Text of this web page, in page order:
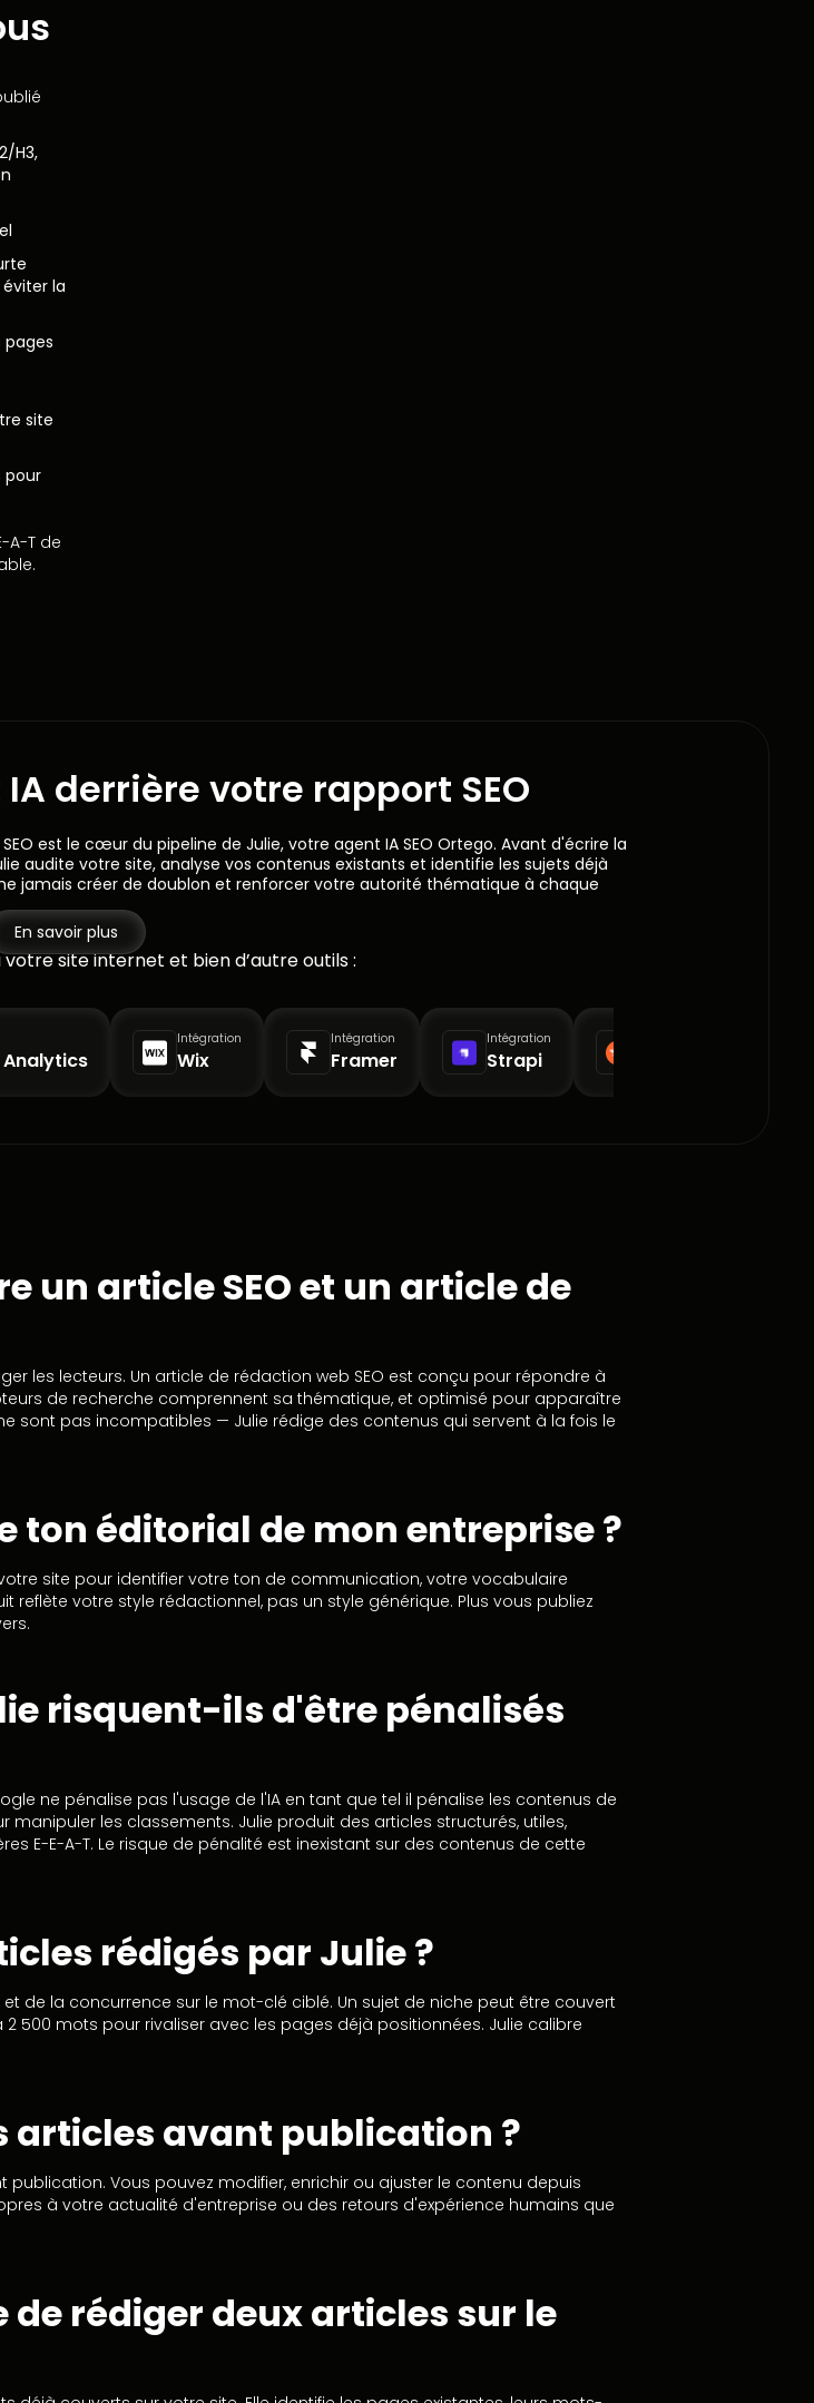
H3,
la
pages
site
pour
A-T de
IA derrière votre rapport SEO
est le cœur du pipeline de Julie, votre agent IA SEO Ortego. Avant d'écrire la
audite votre site, analyse vos contenus existants et identifie les sujets déjà
jamais créer de doublon et renforcer votre autorité thématique à chaque
votre site internet et bien d’autre outils :
Intégration
Wix
Intégration
Framer
Intégration
Strapi
En savoir plus
un article SEO et un article de
les lecteurs. Un article de rédaction web SEO est conçu pour répondre à
de recherche comprennent sa thématique, et optimisé pour apparaître
sont pas incompatibles — Julie rédige des contenus qui servent à la fois le
ton éditorial de mon entreprise ?
site pour identifier votre ton de communication, votre vocabulaire
votre style rédactionnel, pas un style générique. Plus vous publiez
risquent-ils d'être pénalisés
ne pénalise pas l'usage de l'IA en tant que tel il pénalise les contenus de
les classements. Julie produit des articles structurés, utiles,
E-E-A-T. Le risque de pénalité est inexistant sur des contenus de cette
rédigés par Julie ?
de la concurrence sur le mot-clé ciblé. Un sujet de niche peut être couvert
500 mots pour rivaliser avec les pages déjà positionnées. Julie calibre
articles avant publication ?
Vous pouvez modifier, enrichir ou ajuster le contenu depuis
à votre actualité d'entreprise ou des retours d'expérience humains que
rédiger deux articles sur le